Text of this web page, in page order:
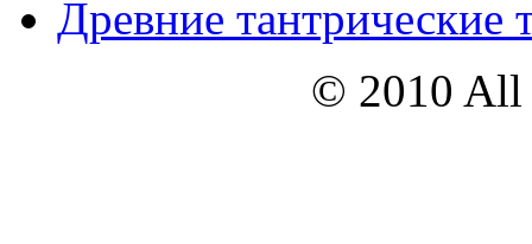
Древние тантрические
© 2010 All